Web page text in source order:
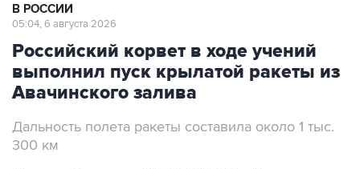
В РОССИИ
05:04, 6 августа 2026
Российский корвет в ходе учений
выполнил пуск крылатой ракеты из
Авачинского залива
Дальность полета ракеты составила около 1 тыс.
300 км